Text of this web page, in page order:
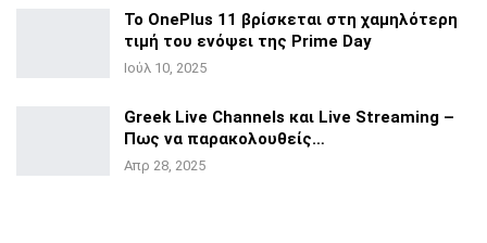
Το OnePlus 11 βρίσκεται στη χαμηλότερη
τιμή του ενόψει της Prime Day
Ιούλ 10, 2025
Greek Live Channels και Live Streaming –
Πως να παρακολουθείς…
Απρ 28, 2025